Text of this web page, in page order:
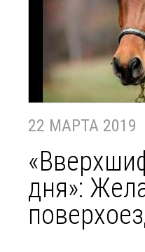
22 МАРТА 2019
дня»: